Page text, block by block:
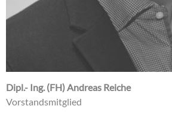
Dipl.- Ing. (FH) Andreas Reiche
Vorstandsmitglied